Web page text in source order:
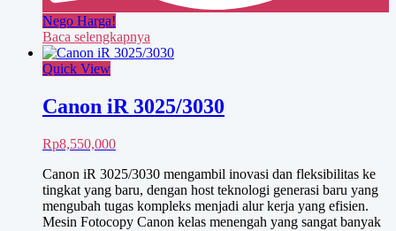
Nego Harga!
Baca selengkapnya
Quick View
Canon iR 3025/3030
Rp8,550,000
Canon iR 3025/3030 mengambil inovasi dan fleksibilitas ke
tingkat yang baru, dengan host teknologi generasi baru yang
mengubah tugas kompleks menjadi alur kerja yang efisien.
Mesin Fotocopy Canon kelas menengah yang sangat banyak